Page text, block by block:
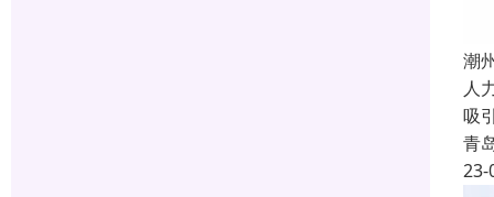
潮
人
吸
青
23-